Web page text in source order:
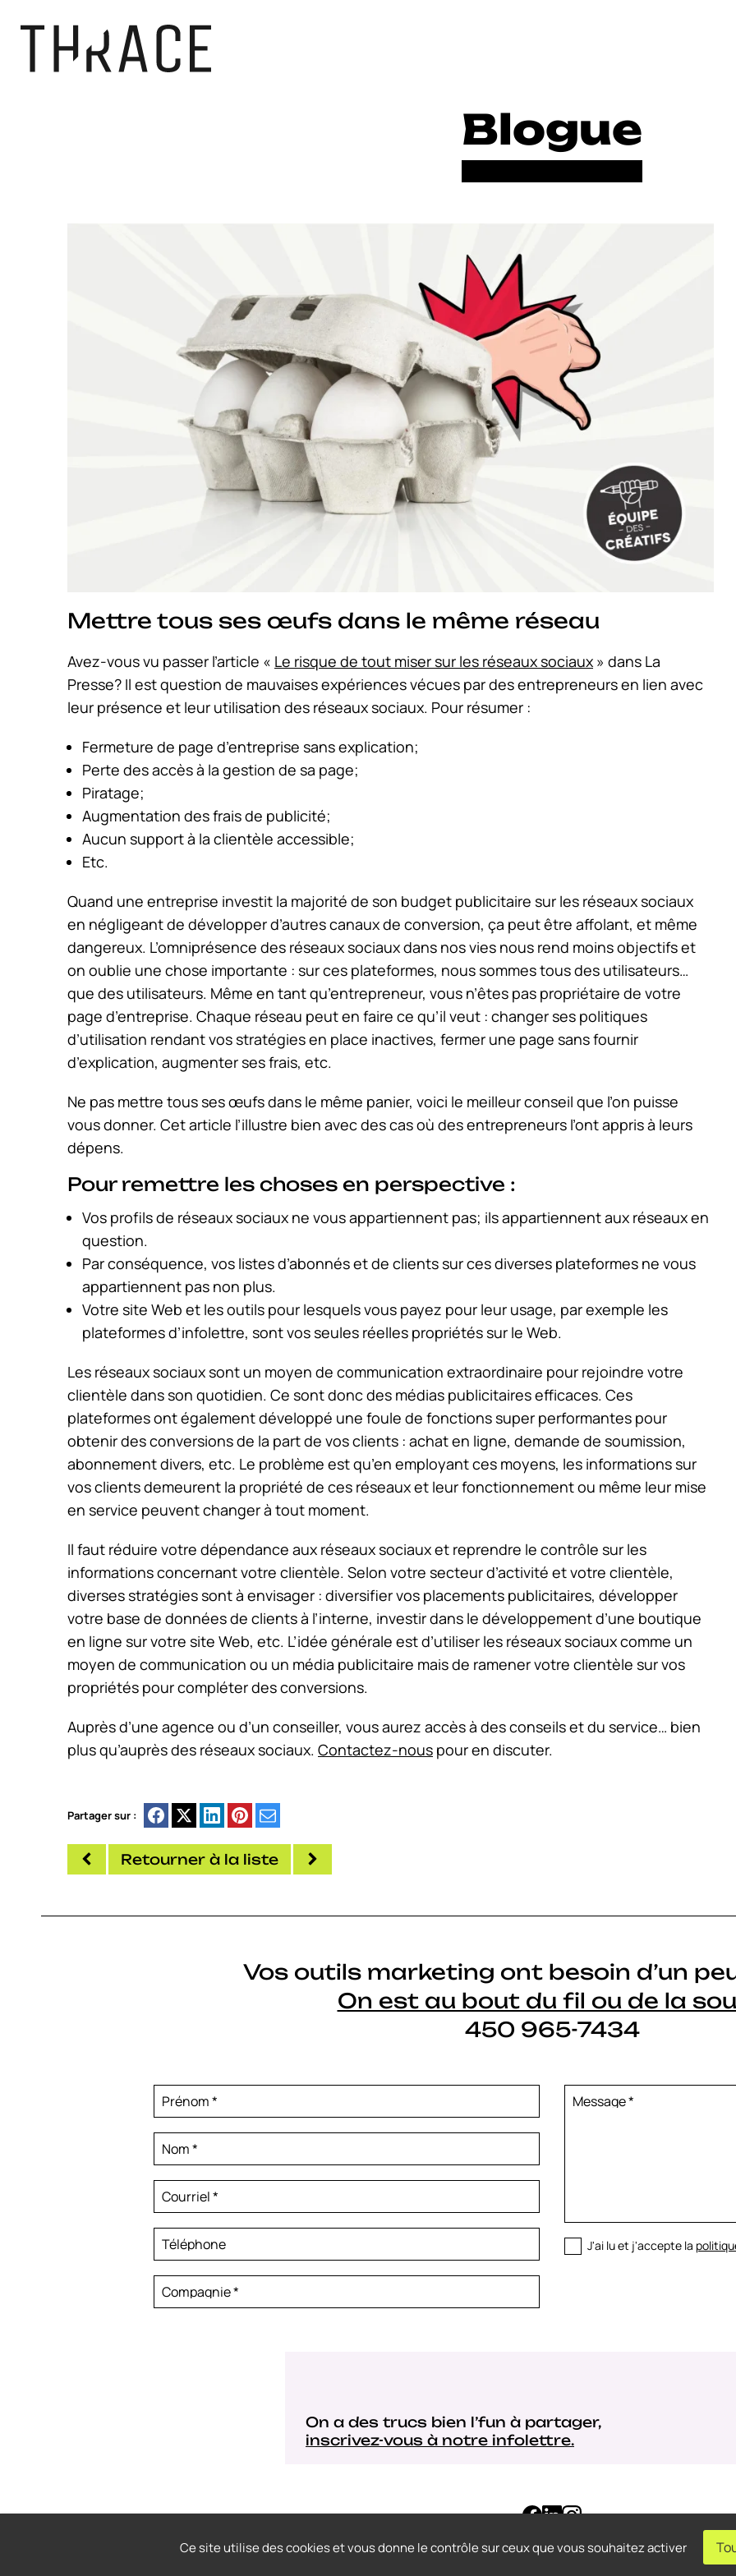
Ce site utilise des cookies et vous donne le contrôle sur ceux que vous souhaitez activer
Blogue
Mettre tous ses œufs dans le même réseau
Avez-vous vu passer l’article « Le risque de tout miser sur les réseaux sociaux » dans La
Presse? Il est question de mauvaises expériences vécues par des entrepreneurs en lien avec
leur présence et leur utilisation des réseaux sociaux. Pour résumer :
Fermeture de page d’entreprise sans explication;
Perte des accès à la gestion de sa page;
Piratage;
Augmentation des frais de publicité;
Aucun support à la clientèle accessible;
Etc.
Quand une entreprise investit la majorité de son budget publicitaire sur les réseaux sociaux
en négligeant de développer d’autres canaux de conversion, ça peut être affolant, et même
dangereux. L’omniprésence des réseaux sociaux dans nos vies nous rend moins objectifs et
on oublie une chose importante : sur ces plateformes, nous sommes tous des utilisateurs…
que des utilisateurs. Même en tant qu’entrepreneur, vous n’êtes pas propriétaire de votre
page d’entreprise. Chaque réseau peut en faire ce qu’il veut : changer ses politiques
d’utilisation rendant vos stratégies en place inactives, fermer une page sans fournir
d’explication, augmenter ses frais, etc.
Ne pas mettre tous ses œufs dans le même panier, voici le meilleur conseil que l’on puisse
vous donner. Cet article l’illustre bien avec des cas où des entrepreneurs l’ont appris à leurs
dépens.
Pour remettre les choses en perspective :
Vos profils de réseaux sociaux ne vous appartiennent pas; ils appartiennent aux réseaux en
question.
Par conséquence, vos listes d’abonnés et de clients sur ces diverses plateformes ne vous
appartiennent pas non plus.
Votre site Web et les outils pour lesquels vous payez pour leur usage, par exemple les
plateformes d’infolettre, sont vos seules réelles propriétés sur le Web.
Les réseaux sociaux sont un moyen de communication extraordinaire pour rejoindre votre
clientèle dans son quotidien. Ce sont donc des médias publicitaires efficaces. Ces
plateformes ont également développé une foule de fonctions super performantes pour
obtenir des conversions de la part de vos clients : achat en ligne, demande de soumission,
abonnement divers, etc. Le problème est qu’en employant ces moyens, les informations sur
vos clients demeurent la propriété de ces réseaux et leur fonctionnement ou même leur mise
en service peuvent changer à tout moment.
Il faut réduire votre dépendance aux réseaux sociaux et reprendre le contrôle sur les
informations concernant votre clientèle. Selon votre secteur d’activité et votre clientèle,
diverses stratégies sont à envisager : diversifier vos placements publicitaires, développer
votre base de données de clients à l’interne, investir dans le développement d’une boutique
en ligne sur votre site Web, etc. L’idée générale est d’utiliser les réseaux sociaux comme un
moyen de communication ou un média publicitaire mais de ramener votre clientèle sur vos
propriétés pour compléter des conversions.
Auprès d’une agence ou d’un conseiller, vous aurez accès à des conseils et du service… bien
plus qu’auprès des réseaux sociaux. Contactez-nous pour en discuter.
Partager sur :
Retourner à la liste
Vos outils marketing ont besoin d’un
On est au bout du fil ou de la
450 965-7434
Prénom*
Nom*
Courriel*
Téléphone
Compagnie*
Message*
J'ai lu et j'accepte la
On a des trucs bien l’fun à partager,
inscrivez-vous à notre infolettre.
Gestion